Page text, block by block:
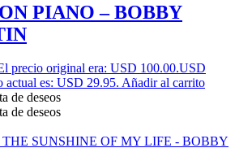
PIANO – BOBBY
precio original era: USD 100.00.USD
actual es: USD 29.95. Añadir al carrito
de deseos
de deseos